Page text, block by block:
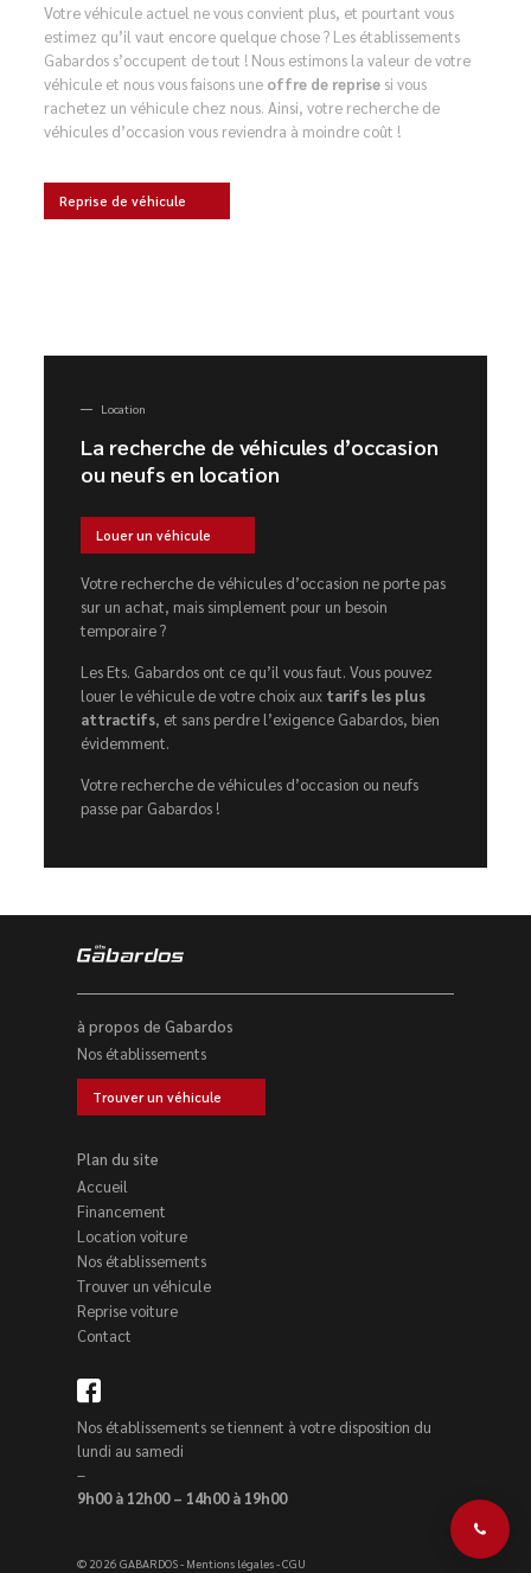
Votre véhicule actuel ne vous convient plus, et pourtant vous
estimez qu’il vaut encore quelque chose ? Les établissements
Gabardos s’occupent de tout ! Nous estimons la valeur de votre
véhicule et nous vous faisons une offre de reprise si vous
rachetez un véhicule chez nous. Ainsi, votre recherche de
véhicules d’occasion vous reviendra à moindre coût !
Reprise de véhicule
Location
La recherche de véhicules d’occasion
ou neufs en location
Louer un véhicule
Votre recherche de véhicules d’occasion ne porte pas
sur un achat, mais simplement pour un besoin
temporaire ?
Les Ets. Gabardos ont ce qu’il vous faut. Vous pouvez
louer le véhicule de votre choix aux tarifs les plus
attractifs, et sans perdre l’exigence Gabardos, bien
évidemment.
Votre recherche de véhicules d’occasion ou neufs
passe par Gabardos !
à propos de Gabardos
Nos établissements
Trouver un véhicule
Plan du site
Accueil
Financement
Location voiture
Nos établissements
Trouver un véhicule
Reprise voiture
Contact
Nos établissements se tiennent à votre disposition du
lundi au samedi
–
9h00 à 12h00 – 14h00 à 19h00
© 2026 GABARDOS - Mentions légales-CGU